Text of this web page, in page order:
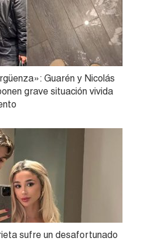
Guarén y Nicolás
grave situación vivida
sufre un desafortunado